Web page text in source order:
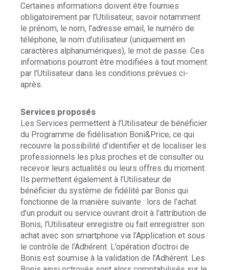
Certaines informations doivent être fournies
obligatoirement par l’Utilisateur, savoir notamment
le prénom, le nom, l’adresse email, le numéro de
téléphone, le nom d’utilisateur (uniquement en
caractères alphanumériques), le mot de passe. Ces
informations pourront être modifiées à tout moment
par l’Utilisateur dans les conditions prévues ci-
après.
Services proposés
Les Services permettent à l’Utilisateur de bénéficier
du Programme de fidélisation Boni&Price, ce qui
recouvre la possibilité d’identifier et de localiser les
professionnels les plus proches et de consulter ou
recevoir leurs actualités ou leurs offres du moment.
Ils permettent également à l’Utilisateur de
bénéficier du système de fidélité par Bonis qui
fonctionne de la manière suivante : lors de l’achat
d’un produit ou service ouvrant droit à l’attribution de
Bonis, l’Utilisateur enregistre ou fait enregistrer son
achat avec son smartphone via l’Application et sous
le contrôle de l’Adhérent. L’opération d’octroi de
Bonis est soumise à la validation de l’Adhérent. Les